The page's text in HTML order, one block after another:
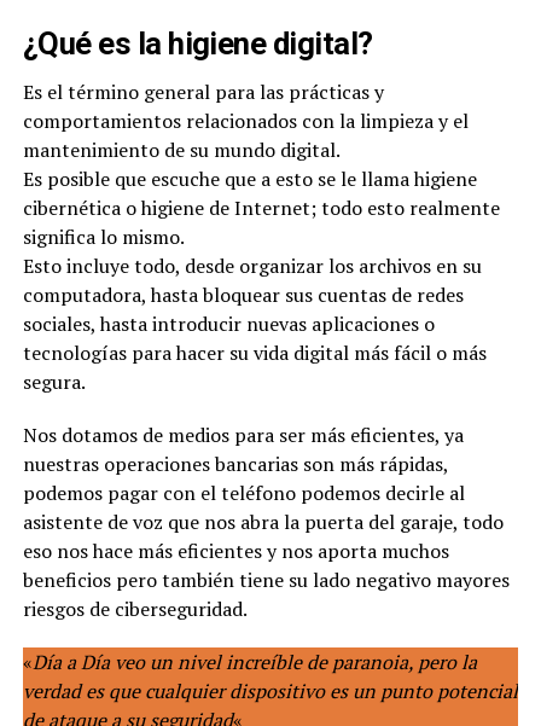
¿Qué es la higiene digital?
Es el término general para las prácticas y
comportamientos relacionados con la limpieza y el
mantenimiento de su mundo digital.
Es posible que escuche que a esto se le llama higiene
cibernética o higiene de Internet; todo esto realmente
significa lo mismo.
Esto incluye todo, desde organizar los archivos en su
computadora, hasta bloquear sus cuentas de redes
sociales, hasta introducir nuevas aplicaciones o
tecnologías para hacer su vida digital más fácil o más
segura.
Nos dotamos de medios para ser más eficientes, ya
nuestras operaciones bancarias son más rápidas,
podemos pagar con el teléfono podemos decirle al
asistente de voz que nos abra la puerta del garaje, todo
eso nos hace más eficientes y nos aporta muchos
beneficios pero también tiene su lado negativo mayores
riesgos de ciberseguridad.
«Día a Día veo un nivel increíble de paranoia, pero la
verdad es que cualquier dispositivo es un punto potencial
de ataque a su seguridad«